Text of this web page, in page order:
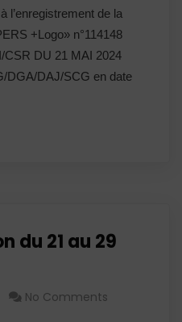
l’enregistrement de la
+Logo» n°114148
CSR DU 21 MAI 2024
DGA/DAJ/SCG en date
du 21 au 29
No Comments